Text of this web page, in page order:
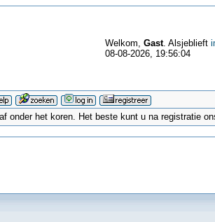
Welkom, Gast. Alsjeblieft
08-08-2026, 19:56:04
onder het koren. Het beste kunt u na registratie